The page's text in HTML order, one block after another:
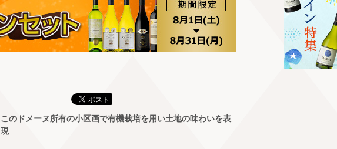
このドメーヌ所有の小区画で有機栽培を用い土地の味わいを表
現